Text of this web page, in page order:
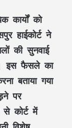
कार्यों को
हाईकोर्ट ने
की सुनवाई
इस फैसले का
बताया गया
पर
कोर्ट में